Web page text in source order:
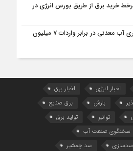
خرید برق از طریق بورس انرژی در
صادرات 25 میلیون دلاری آب معدنی در برابر واردات 7 میلیون
اخبار انرژی
اخبار برق
بارش
برق صنایع
توانیر
تولید برق
سخنگوی صنعت آب
سدسازی
سد چمشیر